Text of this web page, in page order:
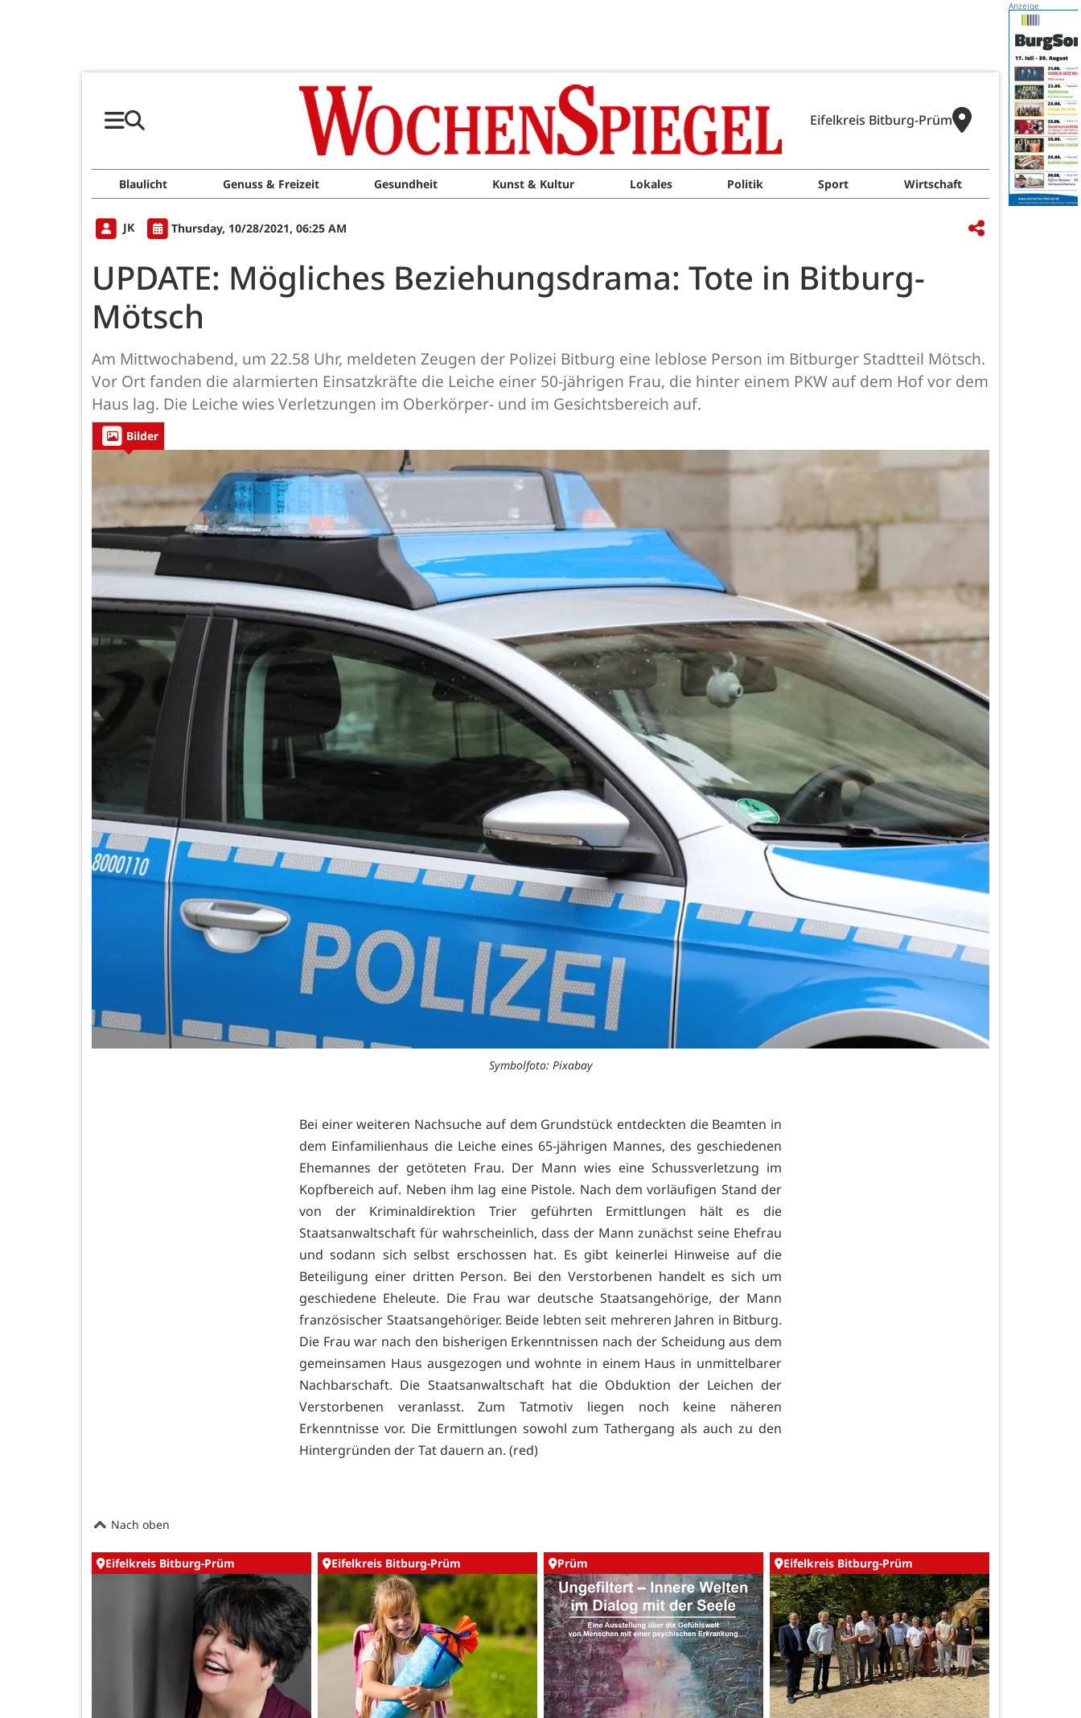
Eifelkreis Bitburg-Prüm
Blaulicht Genuss & Freizeit Gesundheit Kunst & Kultur Lokales Politik Sport Wirtschaft
JK Thursday, 10/28/2021, 06:25 AM
UPDATE: Mögliches Beziehungsdrama: Tote in Bitburg-
Mötsch
Am Mittwochabend, um 22.58 Uhr, meldeten Zeugen der Polizei Bitburg eine leblose Person im Bitburger Stadtteil Mötsch.
Vor Ort fanden die alarmierten Einsatzkräfte die Leiche einer 50-jährigen Frau, die hinter einem PKW auf dem Hof vor dem
Haus lag. Die Leiche wies Verletzungen im Oberkörper- und im Gesichtsbereich auf.
Bilder
Symbolfoto: Pixabay
Bei einer weiteren Nachsuche auf dem Grundstück entdeckten die Beamten in
dem Einfamilienhaus die Leiche eines 65-jährigen Mannes, des geschiedenen
Ehemannes der getöteten Frau. Der Mann wies eine Schussverletzung im
Kopfbereich auf. Neben ihm lag eine Pistole. Nach dem vorläufigen Stand der
von der Kriminaldirektion Trier geführten Ermittlungen hält es die
Staatsanwaltschaft für wahrscheinlich, dass der Mann zunächst seine Ehefrau
und sodann sich selbst erschossen hat. Es gibt keinerlei Hinweise auf die
Beteiligung einer dritten Person. Bei den Verstorbenen handelt es sich um
geschiedene Eheleute. Die Frau war deutsche Staatsangehörige, der Mann
französischer Staatsangehöriger. Beide lebten seit mehreren Jahren in Bitburg.
Die Frau war nach den bisherigen Erkenntnissen nach der Scheidung aus dem
gemeinsamen Haus ausgezogen und wohnte in einem Haus in unmittelbarer
Nachbarschaft. Die Staatsanwaltschaft hat die Obduktion der Leichen der
Verstorbenen veranlasst. Zum Tatmotiv liegen noch keine näheren
Erkenntnisse vor. Die Ermittlungen sowohl zum Tathergang als auch zu den
Hintergründen der Tat dauern an. (red)
Nach oben
Eifelkreis Bitburg-Prüm Eifelkreis Bitburg-Prüm Prüm Eifelkreis Bitburg-Prüm